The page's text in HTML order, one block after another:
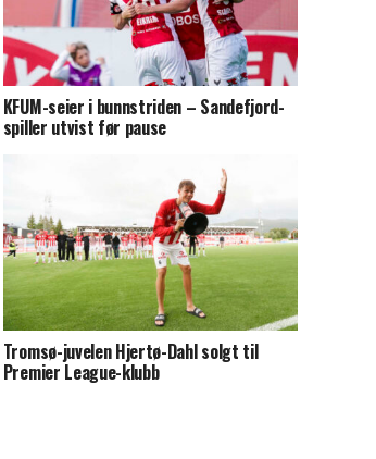
KFUM-seier i bunnstriden – Sandefjord-
spiller utvist før pause
Tromsø-juvelen Hjertø-Dahl solgt til
Premier League-klubb